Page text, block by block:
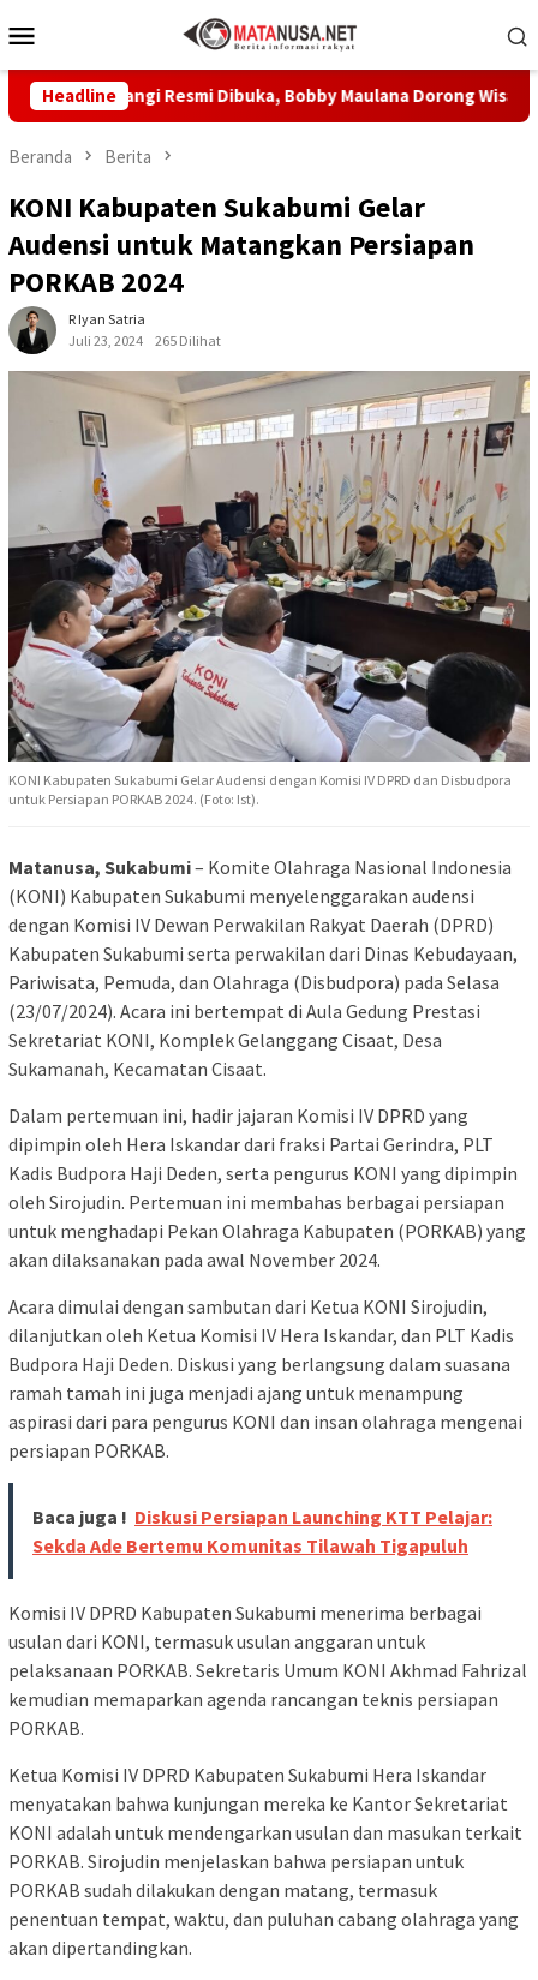
ke
Mobile
HeadlineResmi Dibuka, Bobby Maulana Dorong Wisata Budaya
Beranda Berita
KONI Kabupaten Sukabumi Gelar
Audensi untuk Matangkan Persiapan
PORKAB 2024
R Iyan Satria
Juli 23, 2024
265 Dilihat
KONI Kabupaten Sukabumi Gelar Audensi dengan Komisi IV DPRD dan Disbudpora
untuk Persiapan PORKAB 2024. (Foto: Ist).
Matanusa, Sukabumi– Komite Olahraga Nasional Indonesia
(KONI) Kabupaten Sukabumi menyelenggarakan audensi
dengan Komisi IV Dewan Perwakilan Rakyat Daerah (DPRD)
Kabupaten Sukabumi serta perwakilan dari Dinas Kebudayaan,
Pariwisata, Pemuda, dan Olahraga (Disbudpora) pada Selasa
(23/07/2024). Acara ini bertempat di Aula Gedung Prestasi
Sekretariat KONI, Komplek Gelanggang Cisaat, Desa
Sukamanah, Kecamatan Cisaat.
Dalam pertemuan ini, hadir jajaran Komisi IV DPRD yang
dipimpin oleh Hera Iskandar dari fraksi Partai Gerindra, PLT
Kadis Budpora Haji Deden, serta pengurus KONI yang dipimpin
oleh Sirojudin. Pertemuan ini membahas berbagai persiapan
untuk menghadapi Pekan Olahraga Kabupaten (PORKAB) yang
akan dilaksanakan pada awal November 2024.
Acara dimulai dengan sambutan dari Ketua KONI Sirojudin,
dilanjutkan oleh Ketua Komisi IV Hera Iskandar, dan PLT Kadis
Budpora Haji Deden. Diskusi yang berlangsung dalam suasana
ramah tamah ini juga menjadi ajang untuk menampung
aspirasi dari para pengurus KONI dan insan olahraga mengenai
persiapan PORKAB.
Baca juga ! Diskusi Persiapan Launching KTT Pelajar:
Sekda Ade Bertemu Komunitas Tilawah Tigapuluh
Komisi IV DPRD Kabupaten Sukabumi menerima berbagai
usulan dari KONI, termasuk usulan anggaran untuk
pelaksanaan PORKAB. Sekretaris Umum KONI Akhmad Fahrizal
kemudian memaparkan agenda rancangan teknis persiapan
PORKAB.
Ketua Komisi IV DPRD Kabupaten Sukabumi Hera Iskandar
menyatakan bahwa kunjungan mereka ke Kantor Sekretariat
KONI adalah untuk mendengarkan usulan dan masukan terkait
PORKAB. Sirojudin menjelaskan bahwa persiapan untuk
PORKAB sudah dilakukan dengan matang, termasuk
penentuan tempat, waktu, dan puluhan cabang olahraga yang
akan dipertandingkan.